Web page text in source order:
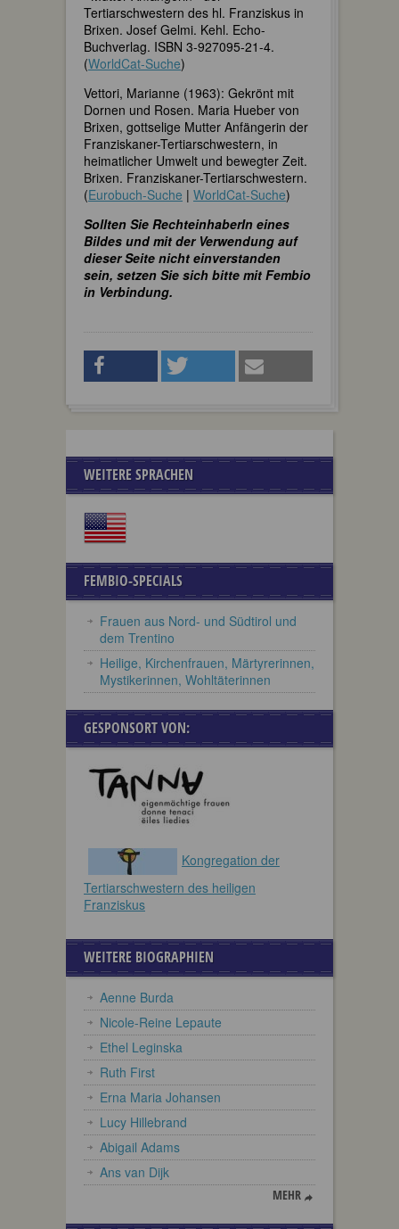
Tertiarschwestern des hl. Franziskus in
Brixen. Josef Gelmi. Kehl. Echo-
Buchverlag. ISBN 3-927095-21-4.
(WorldCat-Suche)
Vettori, Marianne (1963): Gekrönt mit
Dornen und Rosen. Maria Hueber von
Brixen, gottselige Mutter Anfängerin der
Franziskaner-Tertiarschwestern, in
heimatlicher Umwelt und bewegter Zeit.
Brixen. Franziskaner-Tertiarschwestern.
(Eurobuch-Suche | WorldCat-Suche)
Sollten Sie RechteinhaberIn eines
Bildes und mit der Verwendung auf
dieser Seite nicht einverstanden
sein, setzen Sie sich bitte mit Fembio
in Verbindung.
WEITERE SPRACHEN
FEMBIO-SPECIALS
Frauen aus Nord- und Südtirol und
dem Trentino
Heilige, Kirchenfrauen, Märtyrerinnen,
Mystikerinnen, Wohltäterinnen
GESPONSORT VON:
Kongregation der
Tertiarschwestern des heiligen
Franziskus
WEITERE BIOGRAPHIEN
Aenne Burda
Nicole-Reine Lepaute
Ethel Leginska
Ruth First
Erna Maria Johansen
Lucy Hillebrand
Abigail Adams
Ans van Dijk
MEHR